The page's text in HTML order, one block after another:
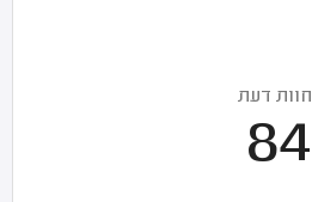
חוות דעת
84